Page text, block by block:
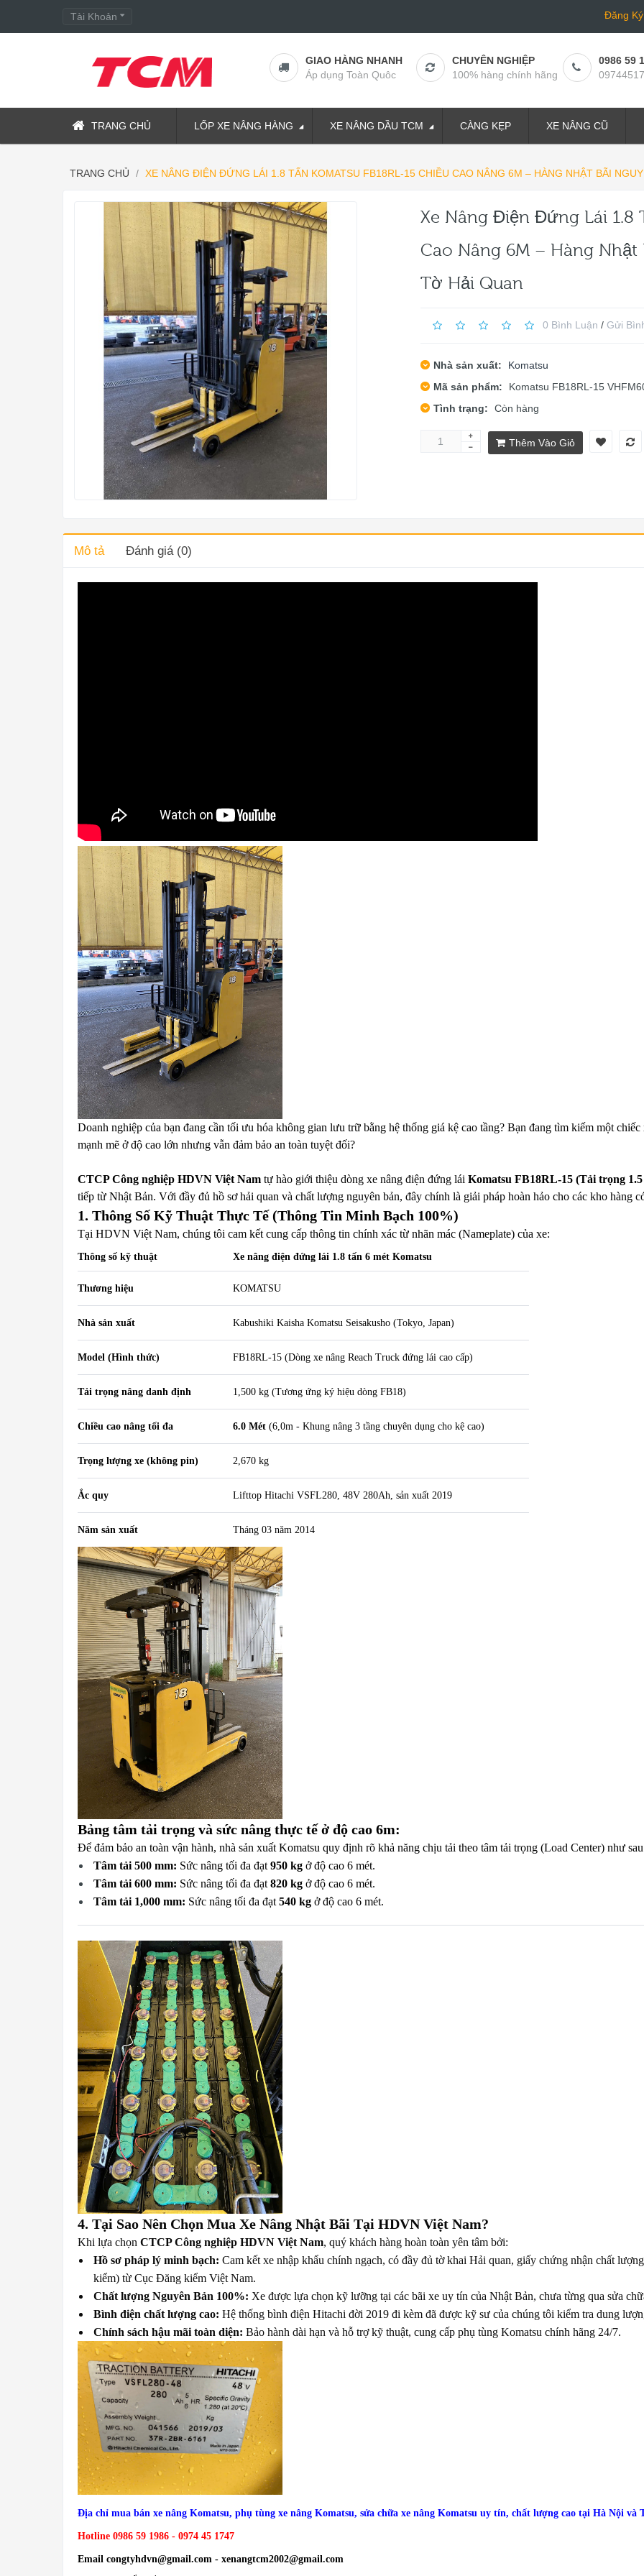
Tài Khoản Đăng Ký
GIAO HÀNG NHANH
Áp dụng Toàn Quôc
CHUYÊN NGHIỆP
100% hàng chính hãng
0986 59
TRANG CHỦ LỐP XE NÂNG HÀNG XE NÂNG DẦU TCM CÀNG KẸP XE NÂNG CŨ
TRANG CHỦ XE NÂNG ĐIỆN ĐỨNG LÁI 1.8 TẤN KOMATSU FB18RL-15 CHIỀU CAO NÂNG 6M – HÀNG NHẬT BÃI
Xe Nâng Điện Đứng Lái 1.8
Cao Nâng 6M – Hàng
Tờ Hải Quan
0 Bình Luận / Gửi
Nhà sản xuất:
Komatsu
Mã sản phẩm:
Komatsu FB18RL-15
Tình trạng:
Còn hàng
Thêm Vào Giỏ
Mô tả Đánh giá (0)
Doanh nghiệp của bạn đang cần tối ưu hóa không gian lưu trữ bằng hệ thống giá kệ cao tầng? Bạn đang tìm kiếm một
mạnh mẽ ở độ cao lớn nhưng vẫn đảm bảo an toàn tuyệt đối?
CTCP Công nghiệp HDVN Việt Nam tự hào giới thiệu dòng xe nâng điện đứng lái Komatsu FB18RL-15 (Tải trọng
tiếp từ Nhật Bản. Với đầy đủ hồ sơ hải quan và chất lượng nguyên bản, đây chính là giải pháp hoàn hảo cho các kho hàng
1. Thông Số Kỹ Thuật Thực Tế (Thông Tin Minh Bạch 100%)
Tại HDVN Việt Nam, chúng tôi cam kết cung cấp thông tin chính xác từ nhãn mác (Nameplate) của xe:
Thông số kỹ thuật Xe nâng điện đứng lái 1.8 tấn 6 mét Komatsu
Thương hiệu KOMATSU
Nhà sản xuất Kabushiki Kaisha Komatsu Seisakusho (Tokyo, Japan)
Model (Hình thức) FB18RL-15 (Dòng xe nâng Reach Truck đứng lái cao cấp)
Tải trọng nâng danh định 1,500 kg (Tương ứng ký hiệu dòng FB18)
Chiều cao nâng tối đa 6.0 Mét (6,0m - Khung nâng 3 tầng chuyên dụng cho kệ cao)
Trọng lượng xe (không pin) 2,670 kg
Ắc quy Lifttop Hitachi VSFL280, 48V 280Ah, sản xuất 2019
Năm sản xuất Tháng 03 năm 2014
Bảng tâm tải trọng và sức nâng thực tế ở độ cao 6m:
Để đảm bảo an toàn vận hành, nhà sản xuất Komatsu quy định rõ khả năng chịu tải theo tâm tải trọng (Load Center) như
Tâm tải 500 mm: Sức nâng tối đa đạt950 kg ở độ cao 6 mét.
Tâm tải 600 mm: Sức nâng tối đa đạt820 kg ở độ cao 6 mét.
Tâm tải 1,000 mm: Sức nâng tối đa đạt540 kg ở độ cao 6 mét.
4. Tại Sao Nên Chọn Mua Xe Nâng Nhật Bãi Tại HDVN Việt Nam?
Khi lựa chọn CTCP Công nghiệp HDVN Việt Nam, quý khách hàng hoàn toàn yên tâm bởi:
Hồ sơ pháp lý minh bạch: Cam kết xe nhập khẩu chính ngạch, có đầy đủ tờ khai Hải quan, giấy chứng nhận chất
kiểm) từ Cục Đăng kiểm Việt Nam.
Chất lượng Nguyên Bản 100%: Xe được lựa chọn kỹ lưỡng tại các bãi xe uy tín của Nhật Bản, chưa từng qua sửa
Bình điện chất lượng cao: Hệ thống bình điện Hitachi đời 2019 đi kèm đã được kỹ sư của chúng tôi kiểm tra dung
Chính sách hậu mãi toàn diện: Bảo hành dài hạn và hỗ trợ kỹ thuật, cung cấp phụ tùng Komatsu chính hãng 24/7.
Địa chỉ mua bán xe nâng Komatsu, phụ tùng xe nâng Komatsu, sửa chữa xe nâng Komatsu uy tín, chất lượng cao tại Hà Nội
Hotline 0986 59 1986 - 0974 45 1747
Email congtyhdvn@gmail.com - xenangtcm2002@gmail.com